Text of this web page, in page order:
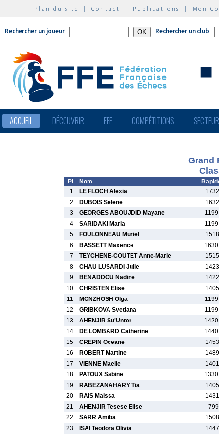
Plan du site | Contact | Publications | Mon
Rechercher un joueur Rechercher un club
ACCUEIL DÉCOUVRIR FFE COMPÉTITIONS
Grand
Pl Nom
1
LE FLOCH Alexia
2
DUBOIS Selene
3
GEORGES ABOUJDID Mayane
4
SARIDAKI Maria
5
FOULONNEAU Muriel
6
BASSETT Maxence
7
TEYCHENE-COUTET Anne-Marie
8
CHAU LUSARDI Julie
9
BENADDOU Nadine
10
CHRISTEN Elise
11
MONZHOSH Olga
12
GRIBKOVA Svetlana
13
AHENJIR Su'Unter
14
DE LOMBARD Catherine
15
CREPIN Oceane
16
ROBERT Martine
17
VIENNE Maelle
18
PATOUX Sabine
19
RABEZANAHARY Tia
20
RAIS Maissa
21
AHENJIR Tesese Elise
22
SARR Amiba
23
ISAI Teodora Olivia